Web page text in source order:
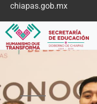
chiapas.gob.mx